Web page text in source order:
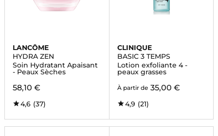
LANCÔME
HYDRA ZEN
Soin Hydratant Apaisant
- Peaux Sèches
58,10 €
4,6 (37)
CLINIQUE
BASIC 3 TEMPS
Lotion exfoliante 4 -
peaux grasses
À partir de 35,00 €
4,9 (21)